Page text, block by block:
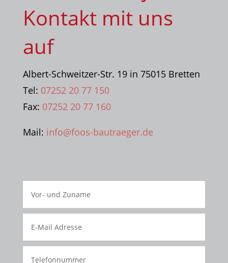
Kontakt mit uns
auf
Albert-Schweitzer-Str. 19 in 75015 Bretten
Tel: 07252 20 77 150
Fax: 07252 20 77 160
Mail: info@foos-bautraeger.de